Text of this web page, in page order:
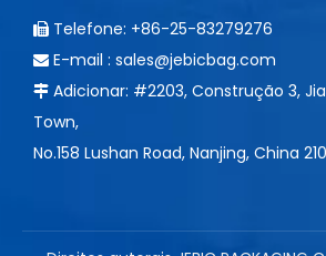
 Telefone: +86-25-83279276
 E-mail : sales@jebicbag.com
 Adicionar: #2203, Construção 3,
Town,
No.158 Lushan Road, Nanjing, China